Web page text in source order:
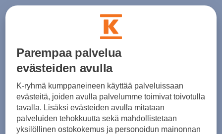
Parempaa palvelua
evästeiden avulla
K-ryhmä kumppaneineen käyttää palveluissaan
evästeitä, joiden avulla palvelumme toimivat toivotulla
tavalla. Lisäksi evästeiden avulla mitataan
palveluiden tehokkuutta sekä mahdollistetaan
yksilöllinen ostokokemus ja personoidun mainonnan